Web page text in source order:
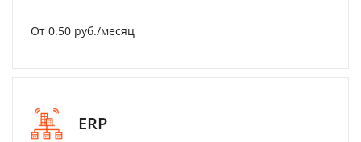
От 0.50 руб./месяц
ERP